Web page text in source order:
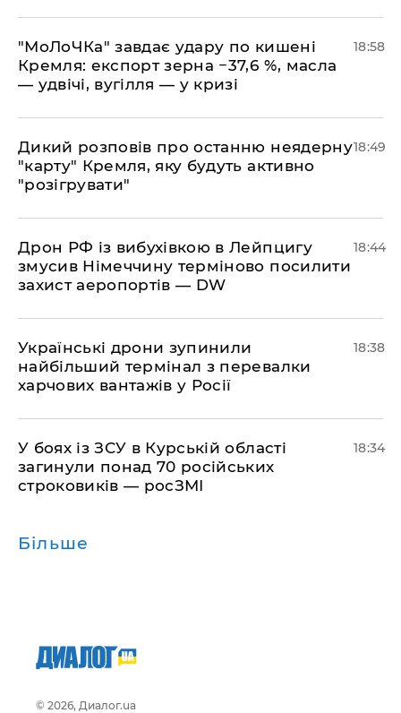
​"МоЛоЧКа" завдає удару по кишені
Кремля: експорт зерна −37,6 %, масла
— удвічі, вугілля — у кризі
18:58
​Дикий розповів про останню неядерну
"карту" Кремля, яку будуть активно
"розігрувати"
18:49
​Дрон РФ із вибухівкою в Лейпцигу
змусив Німеччину терміново посилити
захист аеропортів — DW
18:44
​Українські дрони зупинили
найбільший термінал з перевалки
харчових вантажів у Росії
18:38
​У боях із ЗСУ в Курській області
загинули понад 70 російських
строковиків — росЗМІ
18:34
Більше
© 2026, Диалог.ua